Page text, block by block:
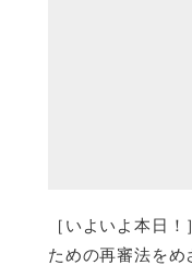
［いよいよ本日
ための再審法をめ